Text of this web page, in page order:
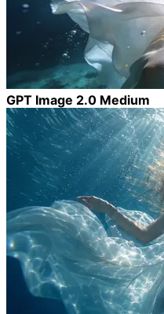
GPT Image 2.0 Medium